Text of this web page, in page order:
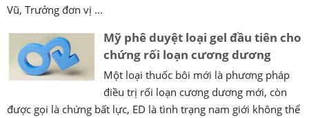
Vũ, Trưởng đơn vị ...
Mỹ phê duyệt loại gel đầu tiên cho
chứng rối loạn cương dương
Một loại thuốc bôi mới là phương pháp
điều trị rối loạn cương dương mới, còn
được gọi là chứng bất lực, ED là tình trạng nam giới không thể